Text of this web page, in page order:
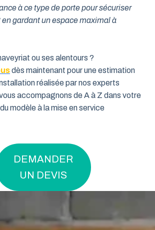
à ce type de porte pour sécuriser
gardant un espace maximal à
ou ses alentours ?
dès maintenant pour une estimation
réalisée par nos experts
accompagnons de A à Z dans votre
modèle à la mise en service
DEMANDER
UN DEVIS